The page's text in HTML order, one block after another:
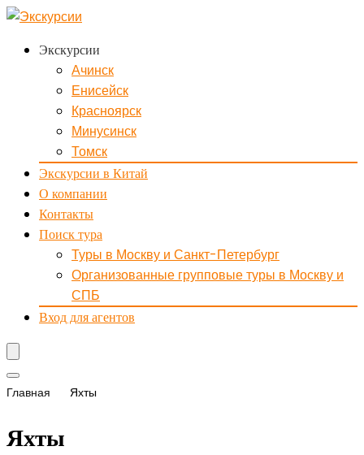
Экскурсии
Ачинск
Енисейск
Красноярск
Минусинск
Томск
Экскурсии в Китай
О компании
Контакты
Поиск тура
Туры в Москву и Санкт-Петербург
Организованные групповые туры в Москву и
СПБ
Вход для агентов
Главная Яхты
Яхты